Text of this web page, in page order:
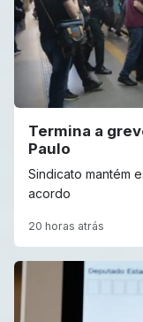
Termina a
Paulo
Sindicato mantém
acordo
20 horas atrás